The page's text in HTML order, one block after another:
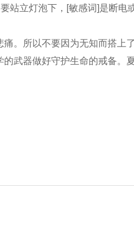
站立灯泡下，[敏感词]是断
。所以不要因为无知而搭上
武器做好守护生命的戒备。